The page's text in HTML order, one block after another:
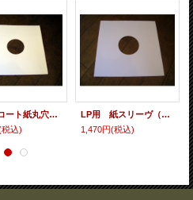
LP用 コート紙丸穴ジャケ 10枚セット
税込)
LP用 紙スリーヴ（レギュラー 四角の角） 10枚セット
1,470円(税込)